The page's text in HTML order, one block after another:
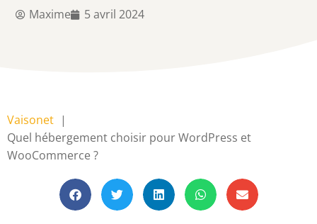
Maxime 5 avril 2024
Vaisonet
Quel hébergement choisir pour WordPress et
WooCommerce ?